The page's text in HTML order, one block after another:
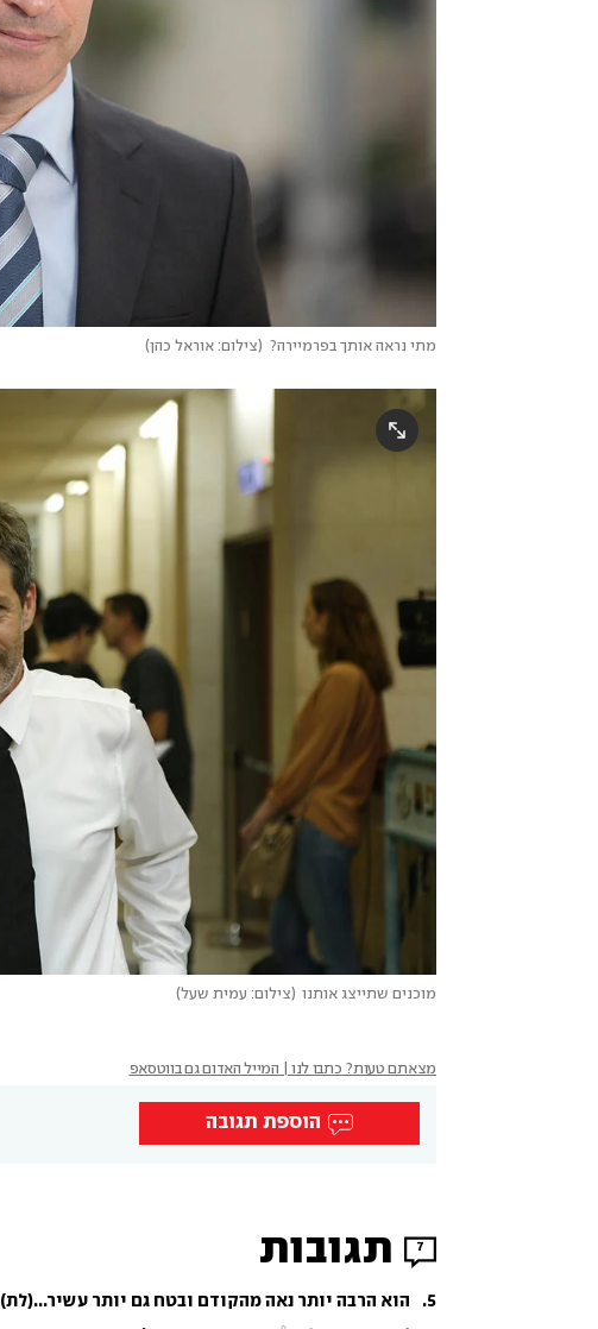
מתי נראה אותך בפרמיירה? (צילום: אוראל כהן)
מוכנים שתייצג אותנו (צילום: עמית שעל)
מצאתם טעות? כתבו לנו | המייל האדום גם בווטסאפ
הוספת תגובה
7 תגובות
5
. הוא הרבה יותר נאה מהקודם ובטח גם יותר עשיר...(לת)